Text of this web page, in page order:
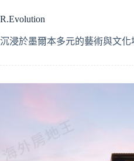
R.Evolution
沉浸於墨爾本多元的藝術與文